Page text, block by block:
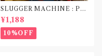
SLUGGER MACHINE : PE
ACE OUT! / we die if we d
o not do “DIG”(SPLIT CD)
〝横浜&札幌〟
¥1,188
10%OFF